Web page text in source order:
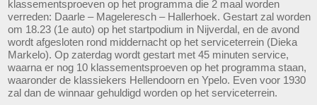
klassementsproeven op het programma die 2 maal worden
verreden: Daarle – Mageleresch – Hallerhoek. Gestart zal worden
om 18.23 (1e auto) op het startpodium in Nijverdal, en de avond
wordt afgesloten rond middernacht op het serviceterrein (Dieka
Markelo). Op zaterdag wordt gestart met 45 minuten service,
waarna er nog 10 klassementsproeven op het programma staan,
waaronder de klassiekers Hellendoorn en Ypelo. Even voor 1930
zal dan de winnaar gehuldigd worden op het serviceterrein.